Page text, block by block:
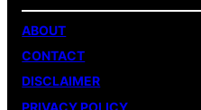
ABOUT
CONTACT
DISCLAIMER
PRIVACY POLICY